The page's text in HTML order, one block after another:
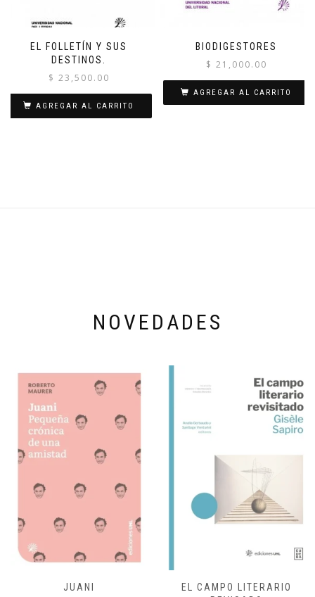
EL FOLLETÍN Y SUS
DESTINOS.
$ 23,500.00
AGREGAR AL CARRITO
BIODIGESTORES
$ 21,000.00
AGREGAR AL CARRITO
NOVEDADES
JUANI
EL CAMPO LITERARIO